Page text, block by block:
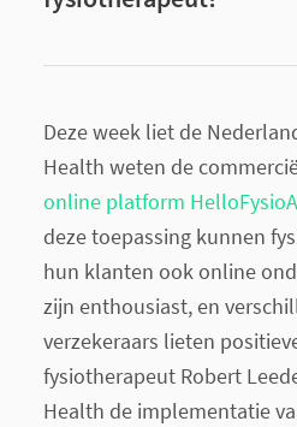
Deze week liet de
Health weten de
online platform
deze toepassing kunnen
hun klanten ook online
zijn enthousiast, en
verzekeraars lieten
fysiotherapeut Robert
Health de implementatie